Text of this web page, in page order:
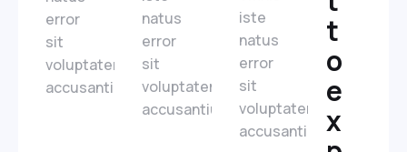
error
sit
voluptatem
accusantium.
natus
error
sit
voluptatem
accusantium.
iste
natus
error
sit
voluptatem
accusantium.
t
o
e
x